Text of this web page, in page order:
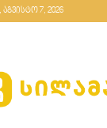
აგვისტო 7, 2026